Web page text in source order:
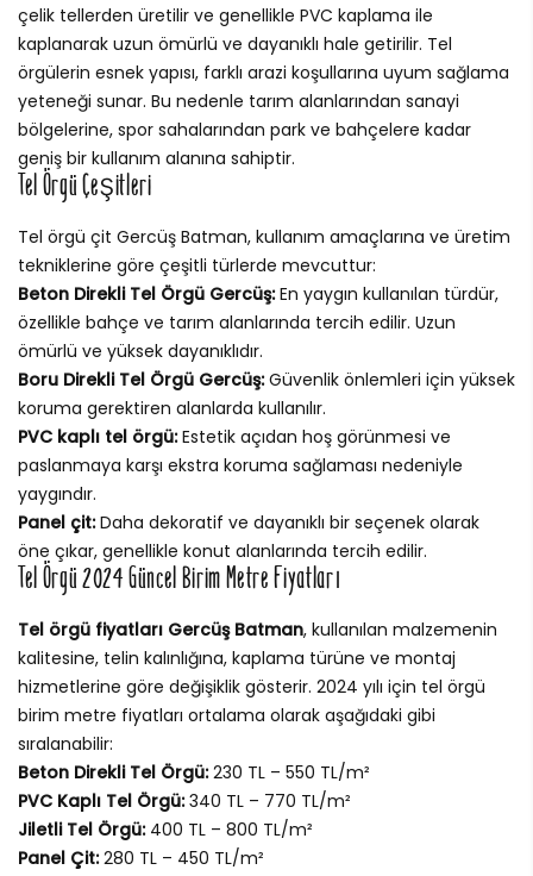
çelik tellerden üretilir ve genellikle PVC kaplama ile
kaplanarak uzun ömürlü ve dayanıklı hale getirilir. Tel
örgülerin esnek yapısı, farklı arazi koşullarına uyum sağlama
yeteneği sunar. Bu nedenle tarım alanlarından sanayi
bölgelerine, spor sahalarından park ve bahçelere kadar
geniş bir kullanım alanına sahiptir.
Tel Örgü Çeşitleri
Tel örgü çit Gercüş Batman, kullanım amaçlarına ve üretim
tekniklerine göre çeşitli türlerde mevcuttur:
Beton Direkli Tel Örgü Gercüş:En yaygın kullanılan türdür,
özellikle bahçe ve tarım alanlarında tercih edilir. Uzun
ömürlü ve yüksek dayanıklıdır.
Boru Direkli Tel Örgü Gercüş:Güvenlik önlemleri için yüksek
koruma gerektiren alanlarda kullanılır.
PVC kaplı tel örgü:Estetik açıdan hoş görünmesi ve
paslanmaya karşı ekstra koruma sağlaması nedeniyle
yaygındır.
Panel çit:Daha dekoratif ve dayanıklı bir seçenek olarak
öne çıkar, genellikle konut alanlarında tercih edilir.
Tel Örgü 2024 Güncel Birim Metre Fiyatları
Tel örgü fiyatları Gercüş Batman, kullanılan malzemenin
kalitesine, telin kalınlığına, kaplama türüne ve montaj
hizmetlerine göre değişiklik gösterir. 2024 yılı için tel örgü
birim metre fiyatları ortalama olarak aşağıdaki gibi
sıralanabilir:
Beton Direkli Tel Örgü:230 TL – 550 TL/m²
PVC Kaplı Tel Örgü:340 TL – 770 TL/m²
Jiletli Tel Örgü:400 TL – 800 TL/m²
Panel Çit:280 TL – 450 TL/m²